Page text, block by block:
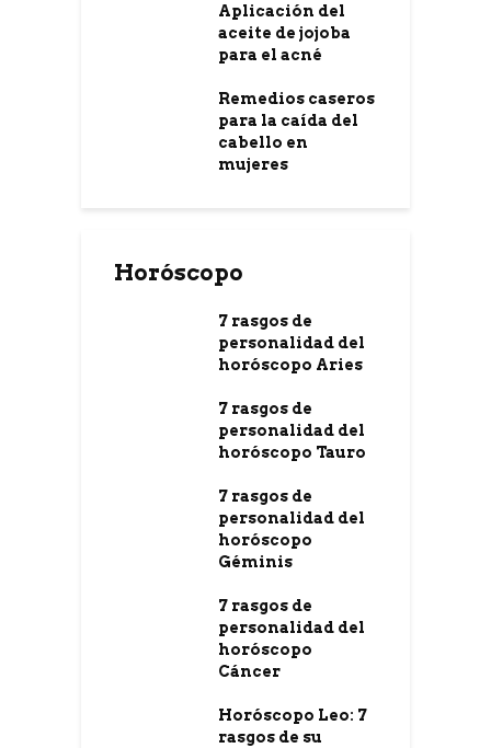
Aplicación del
aceite de jojoba
para el acné
Remedios caseros
para la caída del
cabello en
mujeres
Horóscopo
7 rasgos de
personalidad del
horóscopo Aries
7 rasgos de
personalidad del
horóscopo Tauro
7 rasgos de
personalidad del
horóscopo
Géminis
7 rasgos de
personalidad del
horóscopo
Cáncer
Horóscopo Leo: 7
rasgos de su